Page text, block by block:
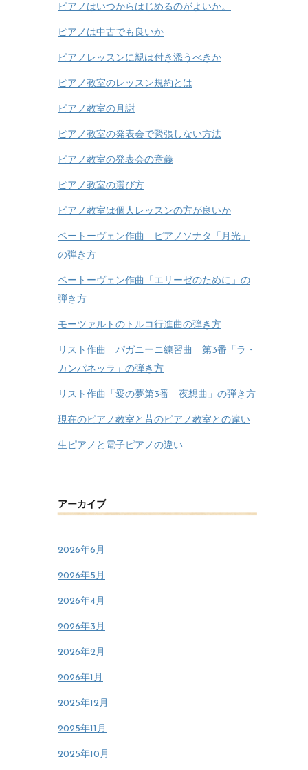
ピアノはいつからはじめるのがよいか。
ピアノは中古でも良いか
ピアノレッスンに親は付き添うべきか
ピアノ教室のレッスン規約とは
ピアノ教室の月謝
ピアノ教室の発表会で緊張しない方法
ピアノ教室の発表会の意義
ピアノ教室の選び方
ピアノ教室は個人レッスンの方が良いか
ベートーヴェン作曲 ピアノソナタ「月光」
の弾き方
ベートーヴェン作曲「エリーゼのために」の
弾き方
モーツァルトのトルコ行進曲の弾き方
リスト作曲 パガニーニ練習曲 第3番「ラ・
カンパネッラ」の弾き方
リスト作曲「愛の夢第3番 夜想曲」の弾き方
現在のピアノ教室と昔のピアノ教室との違い
生ピアノと電子ピアノの違い
アーカイブ
2026年6月
2026年5月
2026年4月
2026年3月
2026年2月
2026年1月
2025年12月
2025年11月
2025年10月